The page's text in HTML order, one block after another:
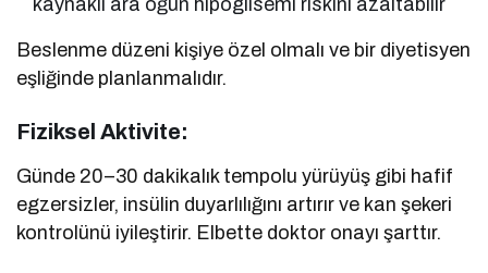
kaynaklı ara öğün hipoglisemi riskini azaltabilir
Beslenme düzeni kişiye özel olmalı ve bir diyetisyen
eşliğinde planlanmalıdır.
Fiziksel Aktivite:
Günde 20–30 dakikalık tempolu yürüyüş gibi hafif
egzersizler, insülin duyarlılığını artırır ve kan şekeri
kontrolünü iyileştirir. Elbette doktor onayı şarttır.